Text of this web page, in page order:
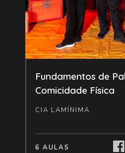
Fundamentos de
Comicidade Física
CIA LAMÍNIMA
6 AULAS